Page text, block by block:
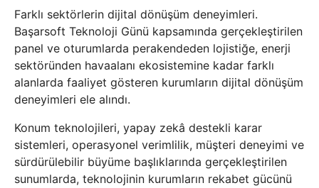
Farklı sektörlerin dijital dönüşüm deneyimleri.
Başarsoft Teknoloji Günü kapsamında gerçekleştirilen
panel ve oturumlarda perakendeden lojistiğe, enerji
sektöründen havaalanı ekosistemine kadar farklı
alanlarda faaliyet gösteren kurumların dijital dönüşüm
deneyimleri ele alındı.
Konum teknolojileri, yapay zekâ destekli karar
sistemleri, operasyonel verimlilik, müşteri deneyimi ve
sürdürülebilir büyüme başlıklarında gerçekleştirilen
sunumlarda, teknolojinin kurumların rekabet gücünü